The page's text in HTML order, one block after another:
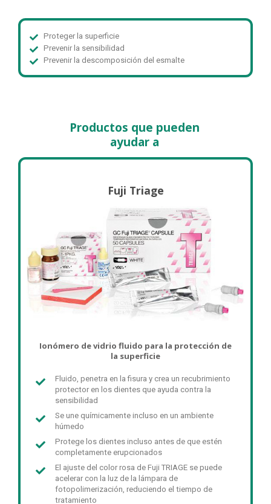
Proteger la superficie
Prevenir la sensibilidad
Prevenir la descomposición del esmalte
Productos que pueden
ayudar a
Fuji Triage
Ionómero de vidrio fluido para la protección de
la superficie
Fluido, penetra en la fisura y crea un recubrimiento
protector en los dientes que ayuda contra la
sensibilidad
Se une químicamente incluso en un ambiente
húmedo
Protege los dientes incluso antes de que estén
completamente erupcionados
El ajuste del color rosa de Fuji TRIAGE se puede
acelerar con la luz de la lámpara de
fotopolimerización, reduciendo el tiempo de
tratamiento